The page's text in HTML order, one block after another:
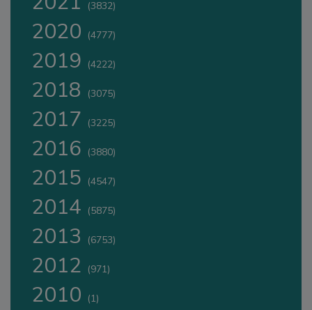
(3832)
2020 (4777)
2019 (4222)
2018 (3075)
2017 (3225)
2016 (3880)
2015 (4547)
2014 (5875)
2013 (6753)
2012 (971)
2010 (1)